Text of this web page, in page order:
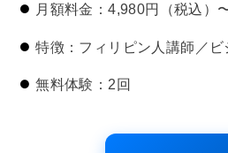
月額料金：4,980円（税込）
特徴：フィリピン人講師／
無料体験：2回